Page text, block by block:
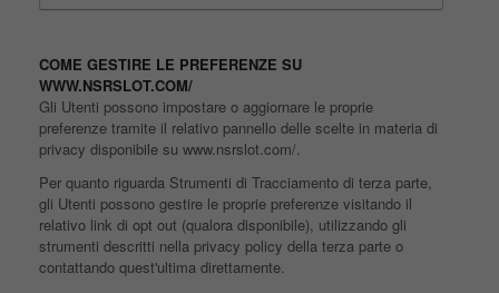
COME GESTIRE LE PREFERENZE SU
WWW.NSRSLOT.COM/
Gli Utenti possono impostare o aggiornare le proprie
preferenze tramite il relativo pannello delle scelte in materia di
privacy disponibile su www.nsrslot.com/.
Per quanto riguarda Strumenti di Tracciamento di terza parte,
gli Utenti possono gestire le proprie preferenze visitando il
relativo link di opt out (qualora disponibile), utilizzando gli
strumenti descritti nella privacy policy della terza parte o
contattando quest'ultima direttamente.